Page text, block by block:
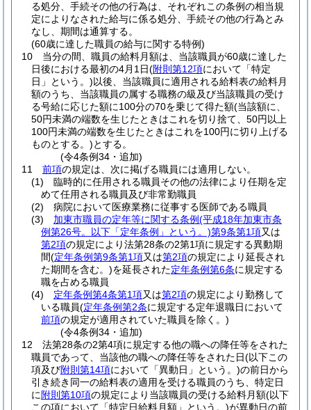
る処分、手続その他の行為は、それぞれこの条例の相当規
定によりなされた給与に係る処分、手続その他の行為とみ
なし、期間は通算する。
(60歳に達した職員の給与に関する特例)
10
当分の間、職員の給料月額は、当該職員が60歳に達した
日後における最初の4月1日(附則第12項において「特定
日」という。)以後、当該職員に適用される給料表の給料月
額のうち、当該職員の属する職務の級及び当該職員の受け
る号給に応じた額に100分の70を乗じて得た額(当該額に、
50円未満の端数を生じたときはこれを切り捨て、50円以上
100円未満の端数を生じたときはこれを100円に切り上げる
ものとする。)とする。
(令4条例34・追加)
11
前項の規定は、次に掲げる職員には適用しない。
(1)
臨時的に任用される職員その他の法律により任期を定
めて任用される職員及び非常勤職員
(2)
病院において医療業務に従事する医師である職員
(3)
加東市職員の定年等に関する条例(平成18年加東市条
例第26号。以下「定年条例」という。)第9条第1項又は
第2項の規定により法第28条の2第1項に規定する異動期
間(定年条例第9条第1項又は第2項の規定により延長され
た期間を含む。)を延長された定年条例第6条に規定する
職を占める職員
(4)
定年条例第4条第1項又は第2項の規定により勤務して
いる職員(定年条例第2条に規定する定年退職日において
前項の規定が適用されていた職員を除く。)
(令4条例34・追加)
12
法第28条の2第4項に規定する他の職への降任等をされた
職員であって、当該他の職への降任等をされた日(以下この
項及び附則第14項において「異動日」という。)の前日から
引き続き同一の給料表の適用を受ける職員のうち、特定日
に 附則第10項の規定により当該職員の受ける給料月額(以下
この項において「特定日給料月額」という。)が異動日の前